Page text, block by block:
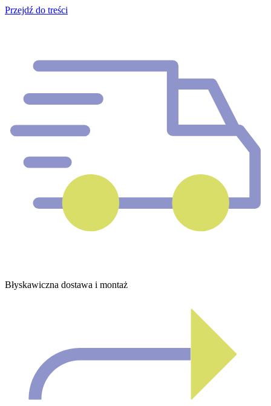
Przejdź do treści
Błyskawiczna dostawa i montaż